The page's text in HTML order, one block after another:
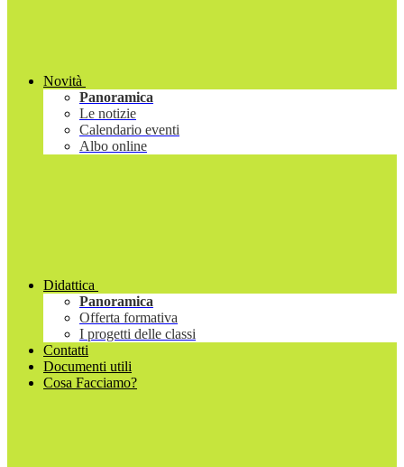
Novità
Panoramica
Le notizie
Calendario eventi
Albo online
Didattica
Panoramica
Offerta formativa
I progetti delle classi
Contatti
Documenti utili
Cosa Facciamo?